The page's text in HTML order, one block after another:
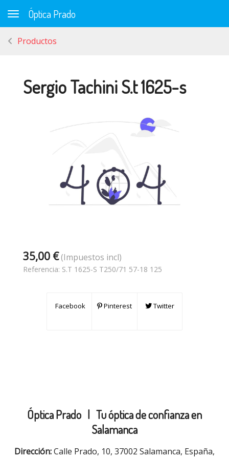
Toggle navigation
Óptica Prado
Productos
Sergio Tachini S.t 1625-s
35,00 €(Impuestos incl)
Referencia: S.T 1625-S T250/71 57-18 125
Facebook Pinterest Twitter
Óptica Prado | Tu óptica de confianza en
Salamanca
Dirección:Calle Prado, 10, 37002 Salamanca, España,